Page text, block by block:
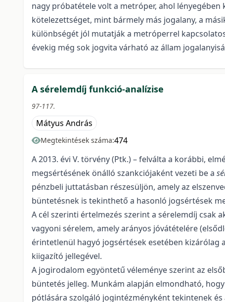
nagy próbatétele volt a metróper, ahol
kötelezettséget, mint bármely más jogalany, a
különbségét jól mutatják a metróperrel
évekig még sok jogvita várható az állam
A sérelemdíj funkció-analízise
97-117.
Mátyus András
Megtekintések száma:474
A 2013. évi V. törvény (Ptk.) – felválta a korábbi,
megsértésének önálló szankciójaként vezeti be a
pénzbeli juttatásban részesüljön, amely az
büntetésnek is tekinthető a hasonló jogsértések
A cél szerinti értelmezés szerint a sérelemdíj csak
vagyoni sérelem, amely arányos jóvátételére
érintetlenül hagyó jogsértések esetében kizárólag
kiigazító jellegével.
A jogirodalom egyöntetű véleménye szerint az
büntetés jelleg. Munkám alapján elmondható,
pótlására szolgáló jogintézményként tekintenek